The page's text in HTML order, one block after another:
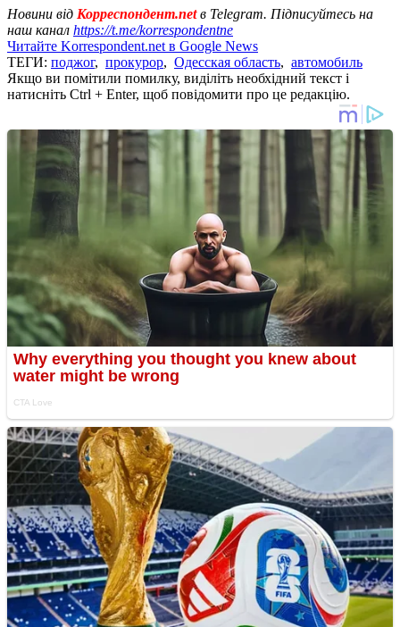
Новини від Корреспондент.netв Telegram. Підписуйтесь на
наш канал https://t.me/korrespondentne
Читайте Korrespondent.net в Google News
ТЕГИ: поджог, прокурор, Одесская область, автомобиль
Якщо ви помітили помилку, виділіть необхідний текст і
натисніть Ctrl + Enter, щоб повідомити про це редакцію.